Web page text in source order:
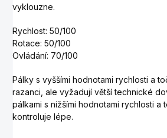
vyklouzne.
Rychlost: 50/100
Rotace: 50/100
Ovládání: 70/100
Pálky s vyššími hodnotami rychlosti a
razanci, ale vyžadují větší technické
pálkami s nižšími hodnotami rychlosti a
kontroluje lépe.